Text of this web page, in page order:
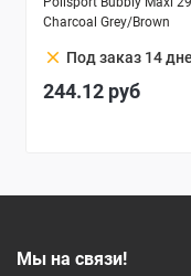
Charcoal Grey/Brown
clear Под заказ 14
244.12 руб
Мы на связи!